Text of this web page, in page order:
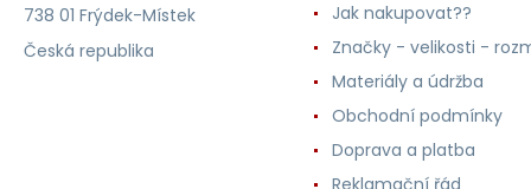
738 01 Frýdek-Místek
Česká republika
Jak nakupovat??
Značky - velikosti -
Materiály a údržba
Obchodní podmínky
Doprava a platba
Reklamační řád